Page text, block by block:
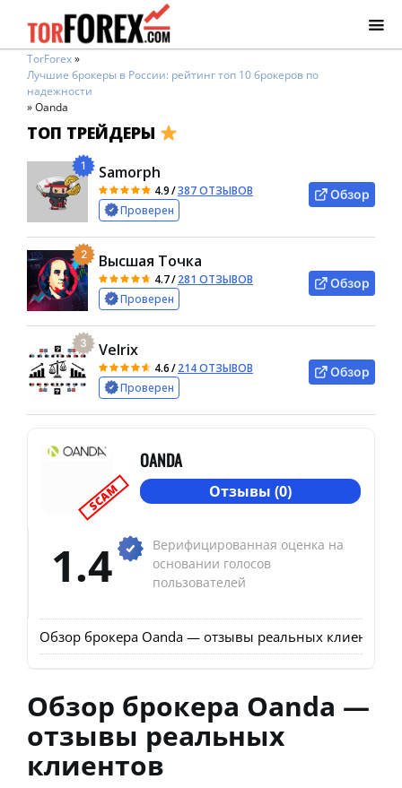
TorForex»
Лучшие брокеры в России: рейтинг топ 10 брокеров по
надежности
»Oanda
ТОП ТРЕЙДЕРЫ
1 Samorph
4.9/387 ОТЗЫВОВ
Проверен
Обзор
2 Высшая Точка
4.7/281 ОТЗЫВОВ
Проверен
Обзор
3 Velrix
4.6/214 ОТЗЫВОВ
Проверен
Обзор
SCAM
OANDA
Отзывы (0)
1.4
Верифицированная оценка на
основании голосов
пользователей
Обзор брокера Oanda — отзывы реальных клиентов
Обзор брокера Oanda —
отзывы реальных
клиентов